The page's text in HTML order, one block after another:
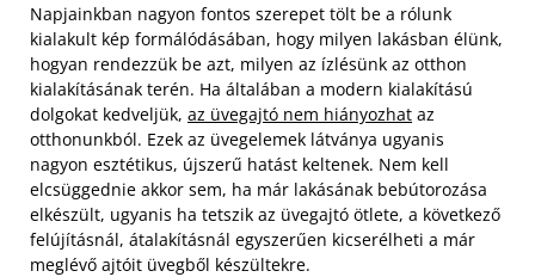
Napjainkban nagyon fontos szerepet tölt be a rólunk
kialakult kép formálódásában, hogy milyen lakásban élünk,
hogyan rendezzük be azt, milyen az ízlésünk az otthon
kialakításának terén. Ha általában a modern kialakítású
dolgokat kedveljük, az üvegajtó nem hiányozhat az
otthonunkból. Ezek az üvegelemek látványa ugyanis
nagyon esztétikus, újszerű hatást keltenek. Nem kell
elcsüggednie akkor sem, ha már lakásának bebútorozása
elkészült, ugyanis ha tetszik az üvegajtó ötlete, a következő
felújításnál, átalakításnál egyszerűen kicserélheti a már
meglévő ajtóit üvegből készültekre.